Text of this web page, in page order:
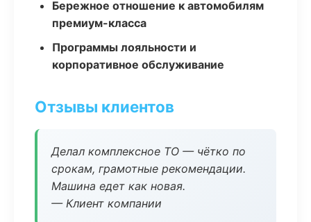
Бережное отношение к автомобилям
премиум-класса
Программы лояльности и
корпоративное обслуживание
Отзывы клиентов
Делал комплексное ТО — чётко по
срокам, грамотные рекомендации.
Машина едет как новая.
— Клиент компании